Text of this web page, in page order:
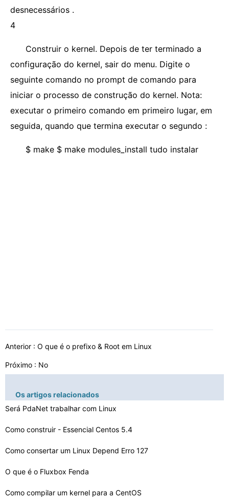
desnecessários .
4
Construir o kernel. Depois de ter terminado a
configuração do kernel, sair do menu. Digite o
seguinte comando no prompt de comando para
iniciar o processo de construção do kernel. Nota:
executar o primeiro comando em primeiro lugar, em
seguida, quando que termina executar o segundo :
$ make $ make modules_install tudo instalar
Anterior : O que é o prefixo & Root em Linux
Próximo : No
Os artigos relacionados
Será PdaNet trabalhar com Linux
Como construir - Essencial Centos 5.4
Como consertar um Linux Depend Erro 127
O que é o Fluxbox Fenda
Como compilar um kernel para a CentOS